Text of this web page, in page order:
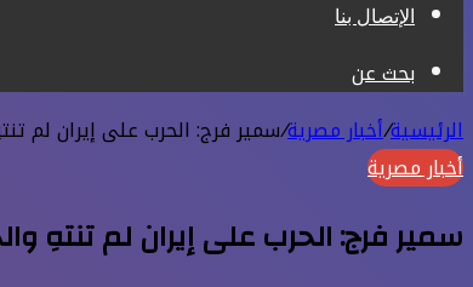
الإتصال بنا
بحث عن
الرئيسية/أخبار مصرية/سمير فرج: الحرب على إيران لم
أخبار مصرية
سمير فرج: الحرب على إيران لم تنتهِ